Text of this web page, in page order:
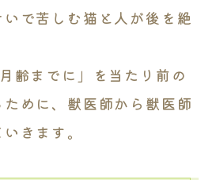
で苦しむ猫と人が後を絶
齢までに」を当たり前の
めに、獣医師から獣医師
きます。